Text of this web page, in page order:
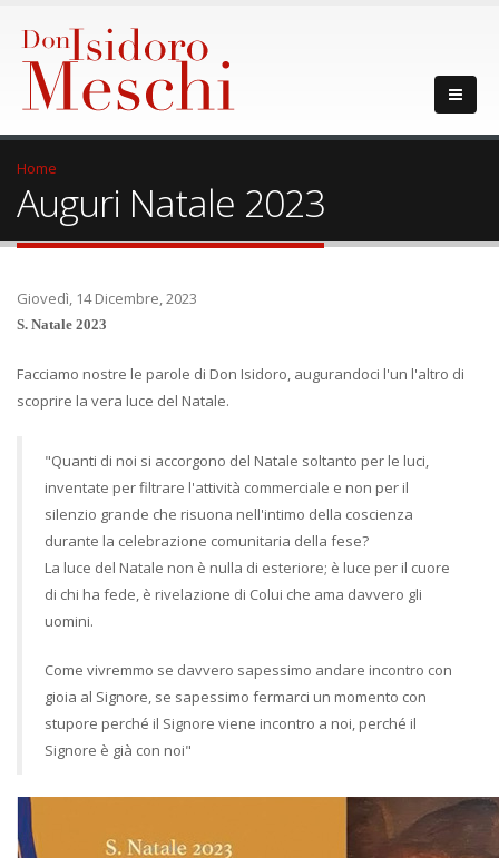
Home
Auguri Natale 2023
Giovedì, 14 Dicembre, 2023
S. Natale 2023
Facciamo nostre le parole di Don Isidoro, augurandoci l'un l'altro di
scoprire la vera luce del Natale.
"Quanti di noi si accorgono del Natale soltanto per le luci,
inventate per filtrare l'attività commerciale e non per il
silenzio grande che risuona nell'intimo della coscienza
durante la celebrazione comunitaria della fese?
La luce del Natale non è nulla di esteriore; è luce per il cuore
di chi ha fede, è rivelazione di Colui che ama davvero gli
uomini.
Come vivremmo se davvero sapessimo andare incontro con
gioia al Signore, se sapessimo fermarci un momento con
stupore perché il Signore viene incontro a noi, perché il
Signore è già con noi"